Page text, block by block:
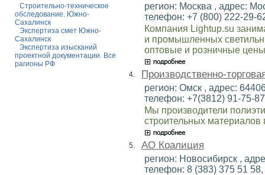
Строительно-техническое
обследование. Южно-
Сахалинск
Экспертиза смет Южно-
Сахалинск
Экспертиза изысканий
проектной документации. Все
рагионы РФ
регион: Москва , адрес:
телефон: +7 (800) 222-29-
Компания Lightup.su
и промышленных
оптовые и розничные
4. Производственно-
регион: Омск , адрес:
телефон: +7(3812) 91-75-
Мы производители
строительных материалов
5. АО Коалиция
регион: Новосибирск ,
телефон: 8 (383) 375 51